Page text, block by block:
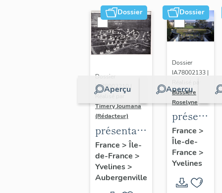
Dossier
Aperçu
Dossier
IA78002210 |
Réalisé par
Timery Joumana
(Rédacteur)
présentation
de l'étude
d'Elisabethville
France > Île-
de-France >
Yvelines>
Aubergenville
Dossier
Aperçu
Dossier
IA78002133 |
Bussière
Roselyne
du
diagnostic
et
France >
Île-de-
France >
Yvelines